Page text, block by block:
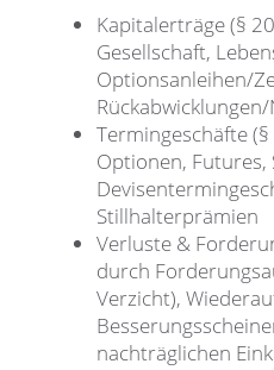
Kapitalerträge (§
Gesellschaft,
Optionsanleihen/
Termingeschäfte (§
Optionen, Futures,
Stillhalterprämien
Verluste &
durch
Verzicht),
nachträglichen